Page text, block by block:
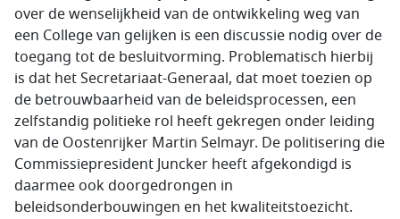
over de wenselijkheid van de ontwikkeling weg van
een College van gelijken is een discussie nodig over de
toegang tot de besluitvorming. Problematisch hierbij
is dat het Secretariaat-Generaal, dat moet toezien op
de betrouwbaarheid van de beleidsprocessen, een
zelfstandig politieke rol heeft gekregen onder leiding
van de Oostenrijker Martin Selmayr. De politisering die
Commissiepresident Juncker heeft afgekondigd is
daarmee ook doorgedrongen in
beleidsonderbouwingen en het kwaliteitstoezicht.